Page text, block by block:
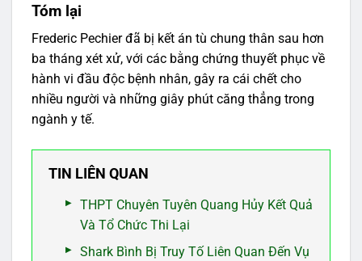
Tóm lại
Frederic Pechier đã bị kết án tù chung thân sau hơn
ba tháng xét xử, với các bằng chứng thuyết phục về
hành vi đầu độc bệnh nhân, gây ra cái chết cho
nhiều người và những giây phút căng thẳng trong
ngành y tế.
TIN LIÊN QUAN
THPT Chuyên Tuyên Quang Hủy Kết Quả
Và Tổ Chức Thi Lại
Shark Bình Bị Truy Tố Liên Quan Đến Vụ